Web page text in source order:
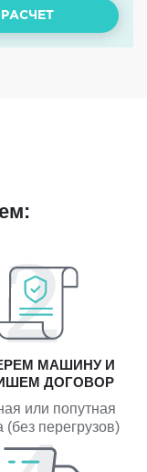
ОТПРАВИТЬ ЗАЯВКУ НА РАСЧЕТ
МАШИНУ И
ДОГОВОР
или попутная
перегрузов)